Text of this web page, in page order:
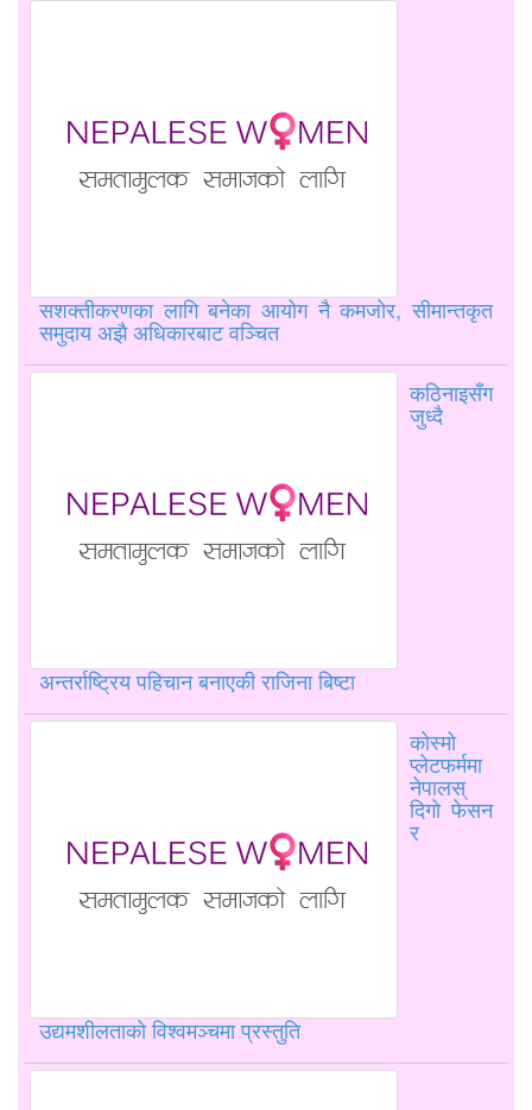
सशक्तीकरणका लागि बनेका आयोग नै कमजोर, सीमान्तकृत
समुदाय अझै अधिकारबाट वञ्चित
कठिनाइसँग
जुध्दै
अन्तर्राष्ट्रिय पहिचान बनाएकी राजिना बिष्टा
कोस्मो
प्लेटफर्ममा
नेपालस्
दिगो फेसन
र
उद्यमशीलताको विश्वमञ्चमा प्रस्तुति